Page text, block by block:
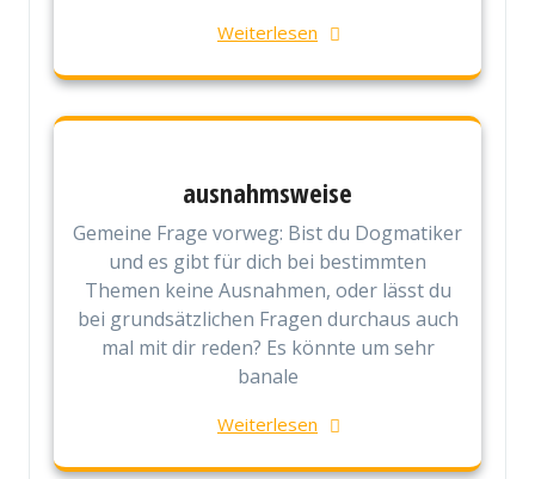
Weiterlesen
ausnahmsweise
Gemeine Frage vorweg: Bist du Dogmatiker
und es gibt für dich bei bestimmten
Themen keine Ausnahmen, oder lässt du
bei grundsätzlichen Fragen durchaus auch
mal mit dir reden? Es könnte um sehr
banale
Weiterlesen